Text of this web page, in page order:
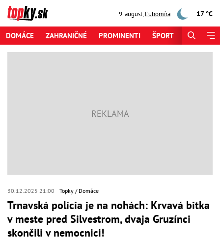
9. august,Ľubomíra 17 °C
DOMÁCE ZAHRANIČNÉ PROMINENTI ŠPORT
30.12.2025 21:00 Topky Domáce
Trnavská polícia je na nohách: Krvavá bitka
v meste pred Silvestrom, dvaja Gruzínci
skončili v nemocnici!